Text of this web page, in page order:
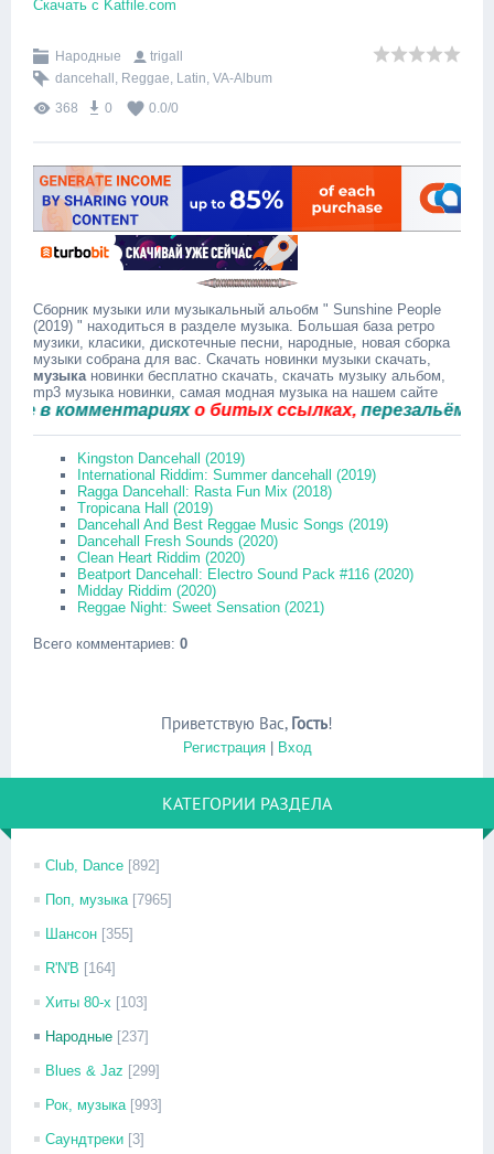
Скачать с Katfile.com
Народные
trigall
dancehall , Reggae, Latin, VA-Album
368
0 0.0/0
Сборник музыки или музыкальный альобм " Sunshine People
(2019) " находиться в разделе музыка. Большая база ретро
музики, класики, дискотечные песни, народные, новая сборка
музыки собрана для вас. Скачать новинки музыки скачать,
музыкановинки бесплатно скачать, скачать музыку альбом,
mp3 музыка новинки, самая модная музыка на нашем сайте
комментарияхо битых ссылках,перезальём
Kingston Dancehall (2019)
International Riddim: Summer dancehall (2019)
Ragga Dancehall: Rasta Fun Mix (2018)
Tropicana Hall (2019)
Dancehall And Best Reggae Music Songs (2019)
Dancehall Fresh Sounds (2020)
Clean Heart Riddim (2020)
Beatport Dancehall: Electro Sound Pack #116 (2020)
Midday Riddim (2020)
Reggae Night: Sweet Sensation (2021)
Всего комментариев: 0
Приветствую Вас, Гость!
Регистрация| Вход
КАТЕГОРИИ РАЗДЕЛА
Club, Dance [892]
Поп, музыка [7965]
Шансон [355]
R'N'B [164]
Хиты 80-х [103]
Народные [237]
Blues & Jaz [299]
Рок, музыка [993]
Саундтреки [3]